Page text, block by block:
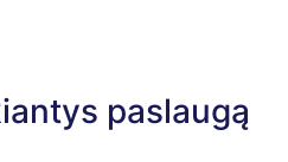
paslaugą